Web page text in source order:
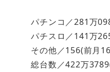
パチンコ／281万
パチスロ／141万
その他／156(前月
総台数／422万